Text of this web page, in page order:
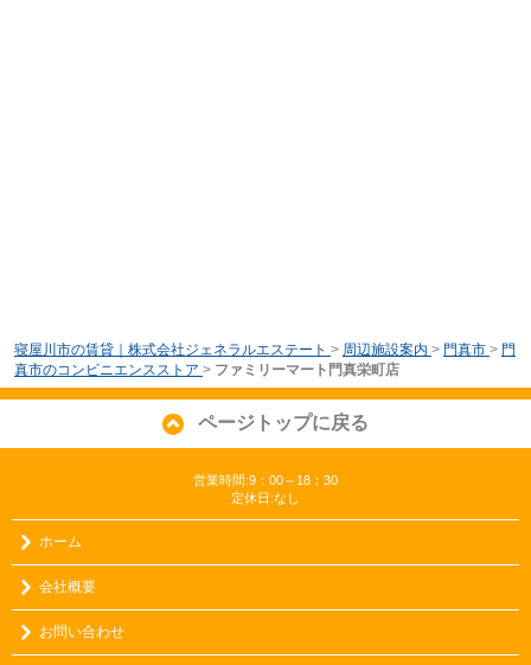
寝屋川市の賃貸｜株式会社ジェネラルエステート > 周辺施設案内 > 門真市 > 門
真市のコンビニエンスストア > ファミリーマート門真栄町店
ページトップに戻る
営業時間:9：00～18：30
定休日:なし
ホーム
会社概要
お問い合わせ